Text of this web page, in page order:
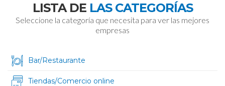
LISTA DE LAS CATEGORÍAS
Seleccione la categoría que necesita para ver las mejores
empresas
Bar/Restaurante
Tiendas/Comercio online